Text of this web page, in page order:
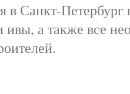
Санкт-Петербург
ивы, а также все